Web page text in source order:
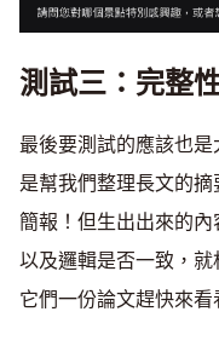
測試三：完整
最後要測試的應該也
是幫我們整理長文的
簡報！但生出出來的內
以及邏輯是否一致，
它們一份論文趕快來看